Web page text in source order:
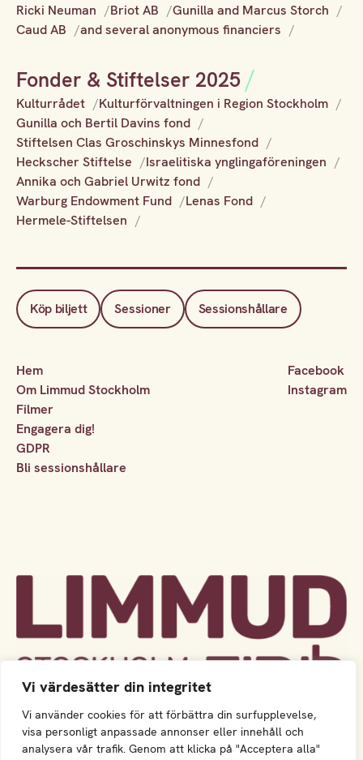
Vi värdesätter din integritet
Vi använder cookies för att förbättra din surfupplevelse,
visa personligt anpassade annonser eller innehåll och
analysera vår trafik. Genom att klicka på "Acceptera alla"
Ricki Neuman
Briot AB
Gunilla and Marcus Storch
Caud AB
and several anonymous financiers
Fonder & Stiftelser 2025
Kulturrådet
Kulturförvaltningen i Region Stockholm
Gunilla och Bertil Davins fond
Stiftelsen Clas Groschinskys Minnesfond
Heckscher Stiftelse
Israelitiska ynglingaföreningen
Annika och Gabriel Urwitz fond
Warburg Endowment Fund
Lenas Fond
Hermele-Stiftelsen
Köp biljett Sessioner Sessionshållare
Hem
Om Limmud Stockholm
Filmer
Engagera dig!
GDPR
Bli sessionshållare
Facebook
Instagram